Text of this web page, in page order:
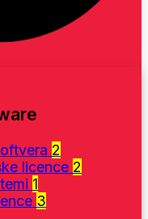
2
licence 2
1
3